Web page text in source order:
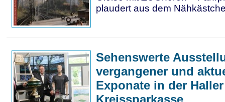
plaudert aus dem
Sehenswerte
vergangener und
Exponate in der Haller
Kreissparkasse